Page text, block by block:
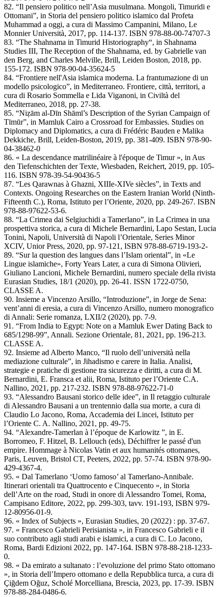
82. “Il pensiero politico nell’Asia musulmana. Mongoli, Timuridi e
Ottomani”, in Storia del pensiero politico islamico dal Profeta
Muhammad a oggi, a cura di Massimo Campanini, Milano, Le
Monnier Università, 2017, pp. 114-137. ISBN 978-88-00-74707-3
83. “The Shahnama in Timurid Historiography“, in Shahnama
Studies III, The Reception of the Shahnama, ed. by Gabrielle van
den Berg, and Charles Melville, Brill, Leiden Boston, 2018, pp.
155-172. ISBN 978-90-04-35624-5
84. “Frontiere nell'Asia islamica moderna. La frantumazione di un
modello psicologico”, in Mediterraneo. Frontiere, città, territori, a
cura di Rosario Sommella e Lida Viganoni, in Civiltà del
Mediterraneo, 2018, pp. 27-38.
85. “Niẓām al-Dīn Shāmī’s Description of the Syrian Campaign of
Tīmūr”, in Mamluk Cairo a Crossroad for Embassies. Studies on
Diplomacy and Diplomatics, a cura di Frédéric Bauden e Malika
Dekkiche, Brill, Leiden-Boston, 2019, pp. 381-409. ISBN 978-90-
04-38462-0
86. « La descendance matrilinéaire à l'époque de Timur », in Aus
den Tiefenschichten der Texte, Wiesbaden, Reichert, 2019, pp. 105-
116. ISBN 978-39-54-90436-5
87. “Les Qarawnas à Ghazni, XIIIe-XIVe siècles”, in Texts and
Contexts. Ongoing Researches on the Eastern Iranian World (Ninth-
Fifteenth C.), Roma, Istituto per l’Oriente, 2020, pp. 249-267. ISBN
978-88-97622-53-6.
88. “La Crimea dai Selgiuchidi a Tamerlano”, in La Crimea in una
prospettiva storica, a cura di Michele Bernardini, Lapo Sestan, Lucia
Tonini, Napoli, Università di Napoli l’Orientale, Series Minor
XCIV, Unior Press, 2020, pp. 97-121, ISBN 978-88-6719-193-2-
89. “Sur la question des langues dans l’Islam oriental”, in «Le
Lingue islamiche», Forty Years Later, a cura di Simona Olivieri,
Giuliano Lancioni, Michele Bernardini, numero speciale della rivista
Eurasian Studies, 18/1 (2020), pp. 26-41. ISSN 1722-0750,
CLASSE A.
90. Insieme a Vincenzo Arsillo, “Introduzione”, in Jorge de Sena:
vent’anni di eresia, a cura di Vincenzo Arsillo, numero monografico
di Annali: Serie romanza, LXII/2 (2020), pp. 7-9.
91. “From India to Egypt: Note on a Mamluk Ewer Dating Back to
685/1298-99”, Annali. Sezione Orientale, 81, 2021, pp. 196-213.
CLASSE A.
92. Insieme ad Alberto Manco, “Il ruolo dell’università nella
mediazione culturale”, in Jihadismo e carere in Italia. Analisi,
strategie e pratiche di gestione tra sicurezza e diritti, a cura di M.
Bernardini, E. Fransca et alii, Roma, Istituto per l’Oriente C.A.
Nallino, 2021, pp. 217-232. ISBN 978-88-97622-71-0
93. “Alessandro Bausani storico delle idee”, in Il retaggio culturale
di Alessandro Bausani a un trentennio dalla sua morte, a cura di
Claudio Lo Jacono, Roma, Accademia dei Lincei, Istituto per
l’Oriente C. A. Nallino, 2021, pp. 49-75.
94. “Alexandre-Tamerlan à l’époque de Karlowitz ”, in E.
Borromeo, F. Hitzel, B. Lellouch (eds), Déchiffrer le passé d'un
empire. Hommage à Nicolas Vatin et aux humanités ottomanes,
Paris, Leuven, Bristol CT, Peeters, 2022, pp. 57-74. ISBN 978-90-
429-4367-4.
95. « Dal Tamerlano ‘Uomo famoso’ al Tamerlano-Annibale.
Itinerari orientali tra Quattrocento e Cinquecento », in Storia
dell’Arte on the road, Studi in onore di Alessandro Tomei, Roma,
Campisano Editore, 2022, pp. 299-303, tavv. 191-193, ISBN 979-
12-80956-01-9.
96. « Index of Subjects », Eurasian Studies, 20 (2022) : pp. 37-67.
97. « Francesco Gabrieli Perisianista », in Francesco Gabrieli e il
suo contributo agli studi arabi e islamici, a cura di C. Lo Jacono,
Roma, Bardi Edizioni 2022, pp. 147-164. ISBN 978-88-218-1233-
0.
98. « Da emirato a sultanato : l’evoluzione del primo Stato ottomano
», in Storia dell’Impero ottomano e della Repubblica turca, a cura di
Çiğdem Oğuz, Scholé Morcelliana, Brescia, 2023, pp. 17-39. ISBN
978-88-284-0486-6.